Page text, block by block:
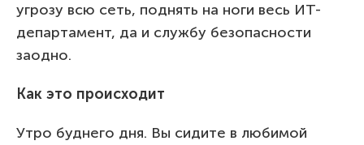
угрозу всю сеть, поднять на ноги весь ИТ-
департамент, да и службу безопасности
заодно.
Как это происходит
Утро буднего дня. Вы сидите в любимой